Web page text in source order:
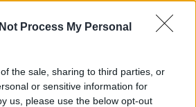
Process My Personal
the sale, sharing to third parties, or
or sensitive information for
us, please use the below opt-out